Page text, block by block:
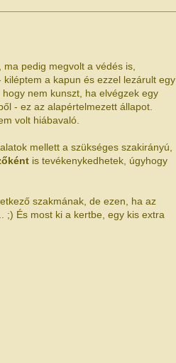
pedig megvolt a védés is,
a kapun és ezzel lezárult egy
nem kunszt, ha elvégzek egy
- ez az alapértelmezett állapot.
volt hiábavaló.
mellett a szükséges szakirányú,
is tevékenykedhetek, úgyhogy
szakmának, de ezen, ha az
;) És most ki a kertbe, egy kis extra